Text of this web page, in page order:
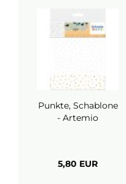
Punkte, Schablone
- Artemio
5,80 EUR